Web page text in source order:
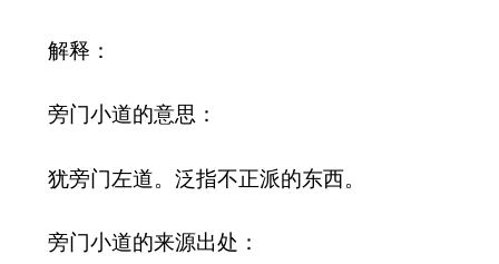
解释：
旁门小道的意思：
犹旁门左道。泛指不正派的东西。
旁门小道的来源出处：